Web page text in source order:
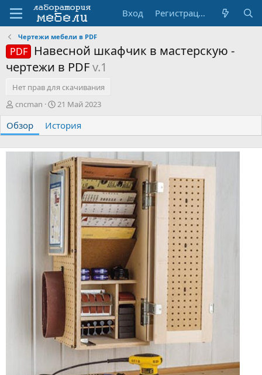
Вход Регистрация
Чертежи мебели в PDF
PDF
Навесной шкафчик в мастерскую -
чертежи в PDFv.1
Нет прав для скачивания
А
т
о
р
cncman
Д
т
а
с
з
д
а
н
и
я
21 Май 2023
Обзор История